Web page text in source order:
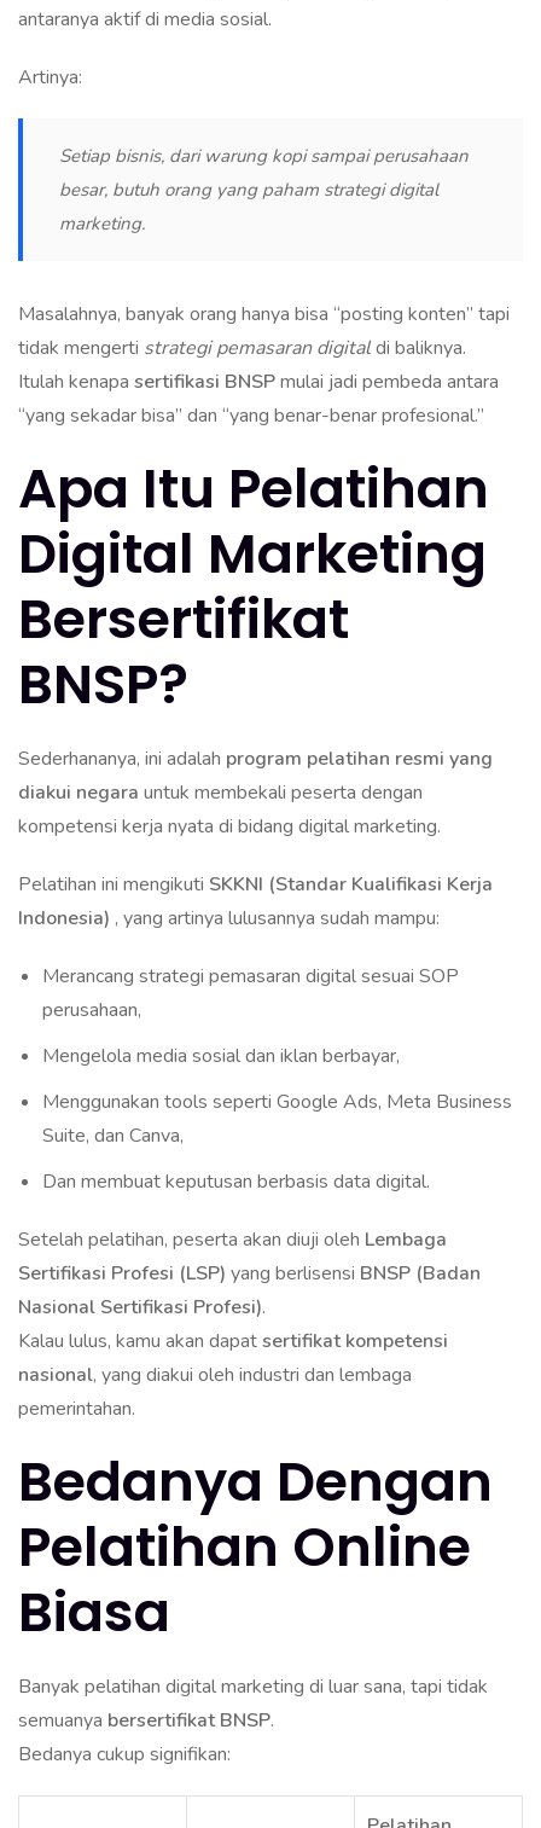
antaranya aktif di media sosial.
Artinya:
Setiap bisnis, dari warung kopi sampai perusahaan
besar, butuh orang yang paham strategi digital
marketing.
Masalahnya, banyak orang hanya bisa “posting konten” tapi
tidak mengerti strategi pemasaran digitaldi baliknya.
Itulah kenapa sertifikasi BNSPmulai jadi pembeda antara
“yang sekadar bisa” dan “yang benar-benar profesional.”
Apa Itu Pelatihan
Digital Marketing
Bersertifikat
BNSP?
Sederhananya, ini adalah program pelatihan resmi yang
diakui negara untuk membekali peserta dengan
kompetensi kerja nyata di bidang digital marketing.
Pelatihan ini mengikuti SKKNI (Standar Kualifikasi Kerja
Indonesia) , yang artinya lulusannya sudah mampu:
Merancang strategi pemasaran digital sesuai SOP
perusahaan,
Mengelola media sosial dan iklan berbayar,
Menggunakan tools seperti Google Ads, Meta Business
Suite, dan Canva,
Dan membuat keputusan berbasis data digital.
Setelah pelatihan, peserta akan diuji oleh Lembaga
Sertifikasi Profesi (LSP) yang berlisensi BNSP (Badan
Nasional Sertifikasi Profesi).
Kalau lulus, kamu akan dapatsertifikat kompetensi
nasional, yang diakui oleh industri dan lembaga
pemerintahan.
Bedanya Dengan
Pelatihan Online
Biasa
Banyak pelatihan digital marketing di luar sana, tapi tidak
semuanya bersertifikat BNSP.
Bedanya cukup signifikan: